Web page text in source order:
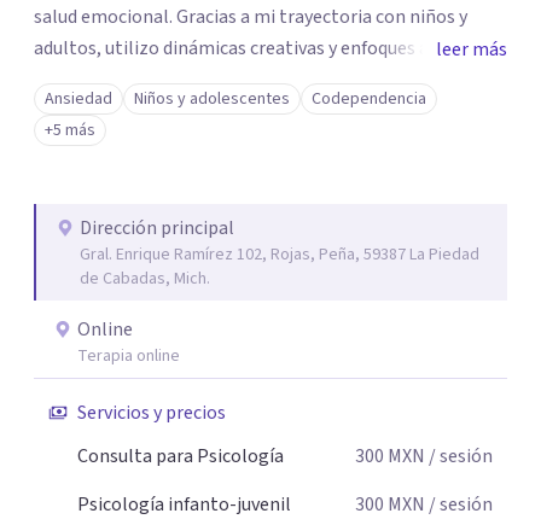
salud emocional. Gracias a mi trayectoria con niños y
adultos, utilizo dinámicas creativas y enfoques adaptados
a tus necesidades específicas. Estoy aquí para escucharte
y brindarte las herramientas necesarias para fortalecer
tu paz mental.
leer más
Ansiedad Niños y adolescentes
Codependencia
+5 más
Dirección principal
Gral. Enrique Ramírez 102, Rojas, Peña, 59387 La Piedad
de Cabadas, Mich.
Online
Terapia online
Servicios y precios
Consulta para Psicología
300 MXN / sesión
Psicología infanto-juvenil
300 MXN / sesión